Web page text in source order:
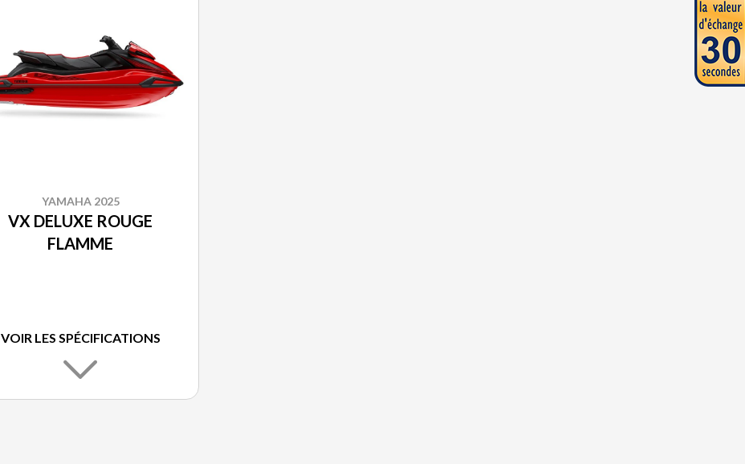
YAMAHA 2025
VX DELUXE ROUGE
FLAMME
VOIR LES SPÉCIFICATIONS